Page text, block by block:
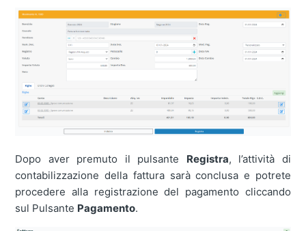
Dopo aver premuto il pulsante Registra, l’attività di
contabilizzazione della fattura sarà conclusa e potrete
procedere alla registrazione del pagamento cliccando
sul Pulsante Pagamento.